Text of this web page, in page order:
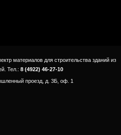
материалов для строительства зданий из
Тел.: 8 (4922) 46-27-10
проезд, д. 3Б, оф. 1